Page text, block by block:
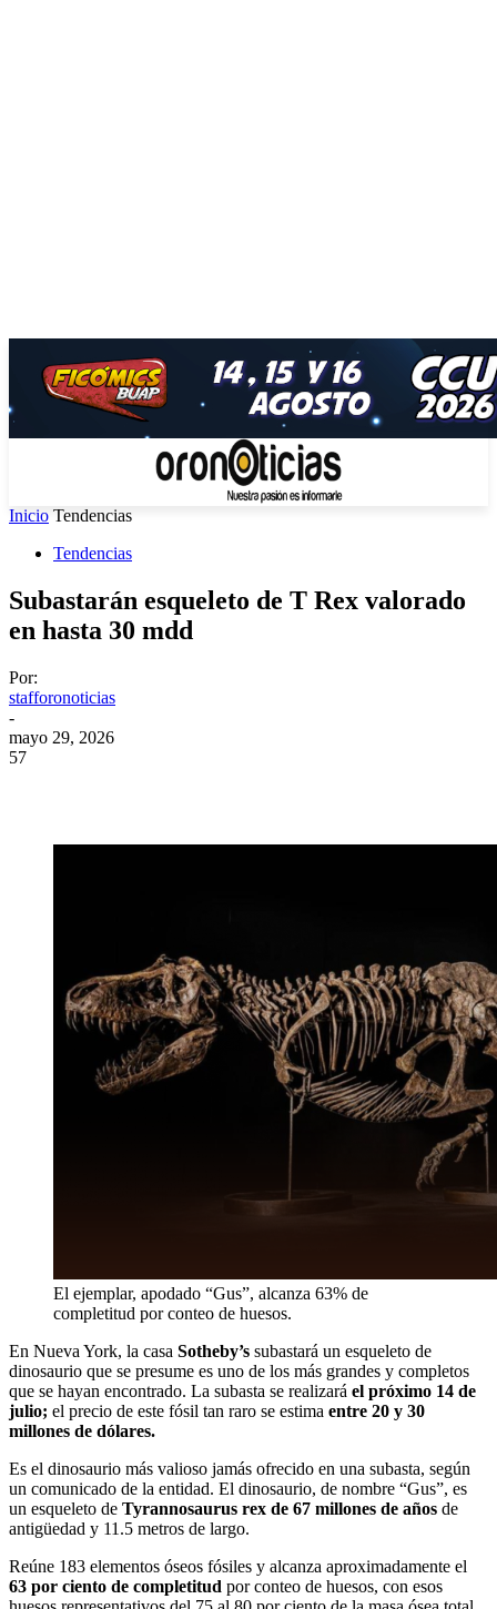
Inicio Tendencias
Tendencias
Subastarán esqueleto de T Rex valorado
en hasta 30 mdd
Por:
stafforonoticias
-
mayo 29, 2026
57
El ejemplar, apodado “Gus”, alcanza 63% de
completitud por conteo de huesos.
En Nueva York, la casa Sotheby’s subastará un esqueleto de
dinosaurio que se presume es uno de los más grandes y completos
que se hayan encontrado. La subasta se realizará el próximo 14 de
julio; el precio de este fósil tan raro se estima entre 20 y 30
millones de dólares.
Es el dinosaurio más valioso jamás ofrecido en una subasta, según
un comunicado de la entidad. El dinosaurio, de nombre “Gus”, es
un esqueleto de Tyrannosaurus rex de 67 millones de años de
antigüedad y 11.5 metros de largo.
Reúne 183 elementos óseos fósiles y alcanza aproximadamente el
63 por ciento de completitud por conteo de huesos, con esos